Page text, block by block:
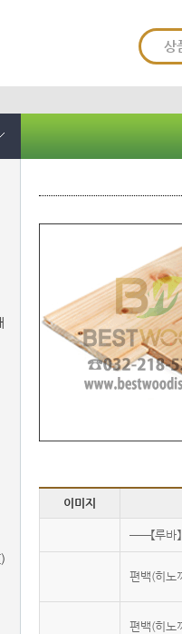
이미지
──【루바】
편백(히
편백(히